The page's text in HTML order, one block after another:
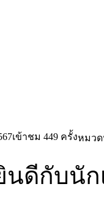
เข้าชม 449 ครั้งหมว
ดีกับนัก